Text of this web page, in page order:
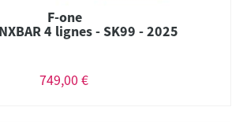
F-one
4 lignes - SK99 - 2025
749,00 €